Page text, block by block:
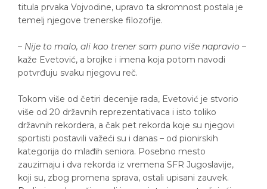
titula prvaka Vojvodine, upravo ta skromnost postala je
temelj njegove trenerske filozofije.
– Nije to malo, ali kao trener sam puno više napravio –
kaže Evetović, a brojke i imena koja potom navodi
potvrđuju svaku njegovu reč.
Tokom više od četiri decenije rada, Evetović je stvorio
više od 20 državnih reprezentativaca i isto toliko
državnih rekordera, a čak pet rekorda koje su njegovi
sportisti postavili važeći su i danas – od pionirskih
kategorija do mlađih seniora. Posebno mesto
zauzimaju i dva rekorda iz vremena SFR Jugoslavije,
koji su, zbog promena sprava, ostali upisani zauvek.